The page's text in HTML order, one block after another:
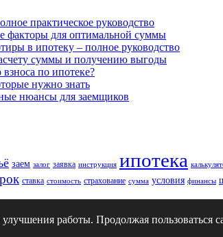
практическое руководство
факторы для оптимальной суммы
в ипотеку – полное руководство
суммы и получению выгоды
по ипотеке?
нужно знать
нюансы для заемщиков
заем залог заявка инструкция ипотека
ставка стоимость страхование сумма условия финансы
работы. Продолжая пользоваться